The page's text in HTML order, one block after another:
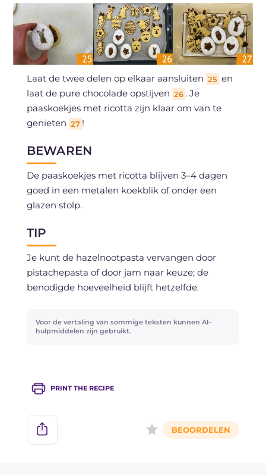
Laat de twee delen op elkaar aansluiten 25 en
laat de pure chocolade opstijven 26 . Je
paaskoekjes met ricotta zijn klaar om van te
genieten 27 !
BEWAREN
De paaskoekjes met ricotta blijven 3–4 dagen
goed in een metalen koekblik of onder een
glazen stolp.
TIP
Je kunt de hazelnootpasta vervangen door
pistachepasta of door jam naar keuze; de
benodigde hoeveelheid blijft hetzelfde.
Voor de vertaling van sommige teksten kunnen AI-
hulpmiddelen zijn gebruikt.
PRINT THE RECIPE